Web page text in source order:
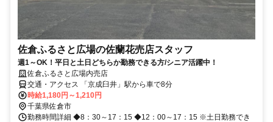
佐倉ふるさと広場の佐蘭花売店スタッフ
週1～OK！平日と土日どちらか勤務できる方/シニア活躍中！
佐倉ふるさと広場内売店
交通・アクセス 「京成臼井」駅から車で8分
時給1,180円～1,210円
千葉県佐倉市
勤務時間詳細 ◆8：30～17：15 ◆12：00～17：15 ※土日勤務でき